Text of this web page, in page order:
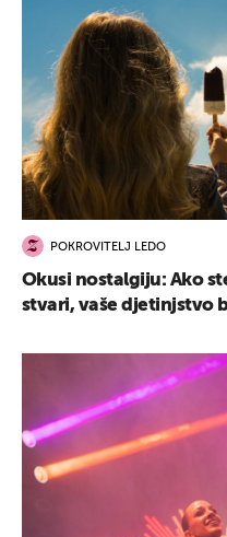
POKROVITELJ LEDO
Okusi nostalgiju: Ako
stvari, vaše djetinjstvo